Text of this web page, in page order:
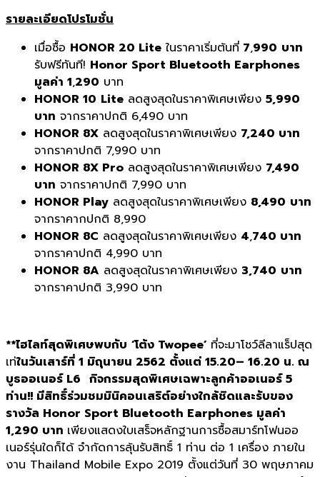
รายละเอียดโปรโมชั่น
เมื่อซื้อ HONOR 20 Lite ในราคาเริ่มต้นที่ 7,990 บาท
รับฟรีทันที! Honor Sport Bluetooth Earphones
มูลค่า 1,290 บาท
HONOR 10 Lite ลดสูงสุดในราคาพิเศษเพียง 5,990
บาท จากราคาปกติ 6,490 บาท
HONOR 8X ลดสูงสุดในราคาพิเศษเพียง 7,240 บาท
จากราคาปกติ 7,990 บาท
HONOR 8X Pro ลดสูงสุดในราคาพิเศษเพียง 7,490
บาท จากราคาปกติ 7,990 บาท
HONOR Play ลดสูงสุดในราคาพิเศษเพียง 8,490 บาท
จากราคากปกติ 8,990
HONOR 8C ลดสูงสุดในราคาพิเศษเพียง 4,740 บาท
จากราคาปกติ 4,990 บาท
HONOR 8A ลดสูงสุดในราคาพิเศษเพียง 3,740 บาท
จากราคาปกติ 3,990 บาท
**ไฮไลท์สุดพิเศษพบกับ ‘โต้ง Twopee’ ที่จะมาโชว์ลีลาแร็ปสุด
เท่ในวันเสาร์ที่ 1 มิถุนายน 2562 ตั้งแต่ 15.20– 16.20 น. ณ
บูธออเนอร์ L6 กิจกรรมสุดพิเศษเฉพาะลูกค้าออเนอร์ 5
ท่าน!! มีสิทธิ์ร่วมชมมินิคอนเสริต์อย่างใกล้ชิดและรับของ
รางวัล Honor Sport Bluetooth Earphones มูลค่า
1,290 บาท เพียงแสดงใบเสร็จหลักฐานการซื้อสมาร์ทโฟนออ
เนอร์รุ่นใดก็ได้ จำกัดการลุ้นรับสิทธิ์ 1 ท่าน ต่อ 1 เครื่อง ภายใน
งาน Thailand Mobile Expo 2019 ตั้งแต่วันที่ 30 พฤษภาคม